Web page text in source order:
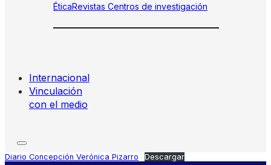
ÉticaRevistas Centros de investigación
Internacional
Vinculación
con el medio
Diario Concepción Verónica Pizarro Descargar